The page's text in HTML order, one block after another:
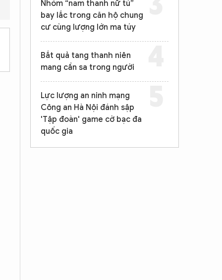
Nhóm “nam thanh nữ tú”
bay lắc trong căn hộ chung
cư cùng lượng lớn ma túy
Bắt quả tang thanh niên
mang cần sa trong người
Lực lượng an ninh mạng
Công an Hà Nội đánh sập
'Tập đoàn' game cờ bạc đa
quốc gia